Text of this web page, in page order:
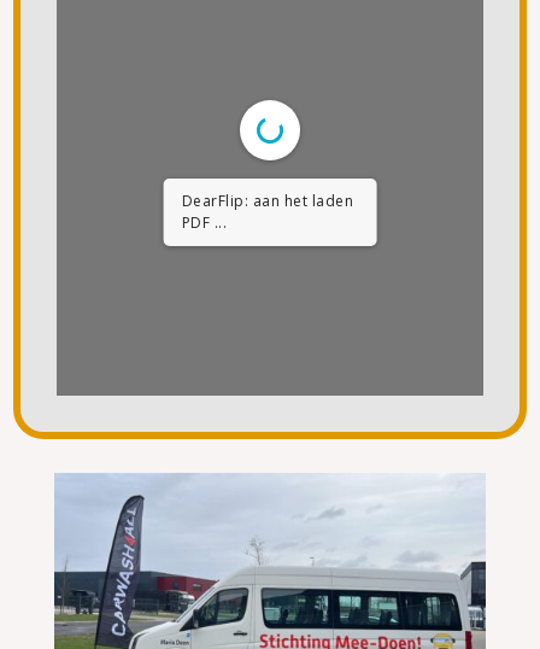
DearFlip: aan het laden
PDF 17% ...